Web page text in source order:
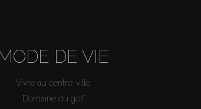
DE VIE
Vivre au centre-ville
Domaine du golf